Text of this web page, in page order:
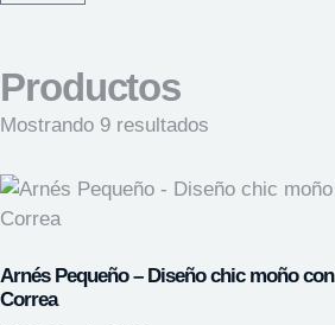
Productos
Mostrando 9 resultados
Arnés Pequeño – Diseño chic moño con
Correa